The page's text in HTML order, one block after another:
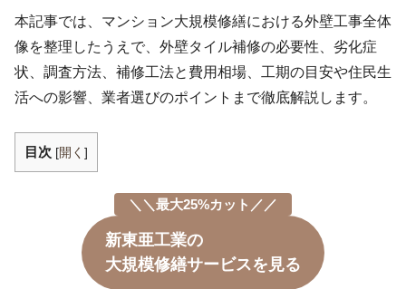
本記事では、マンション大規模修繕における外壁工事全体
像を整理したうえで、外壁タイル補修の必要性、劣化症
状、調査方法、補修工法と費用相場、工期の目安や住民生
活への影響、業者選びのポイントまで徹底解説します。
目次 [開く ]
＼＼最大25%カット／／
新東亜工業の
大規模修繕サービスを見る